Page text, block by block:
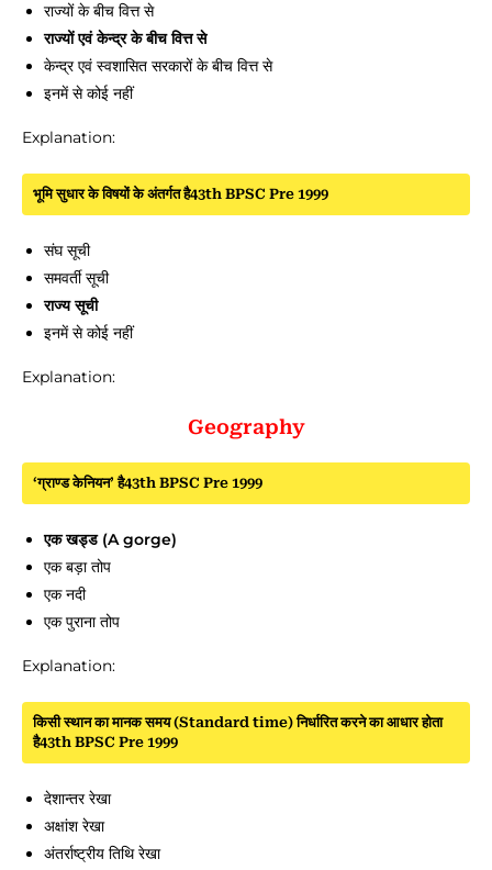
राज्यों के बीच वित्त से
राज्यों एवं केन्द्र के बीच वित्त से
केन्द्र एवं स्वशासित सरकारों के बीच वित्त से
इनमें से कोई नहीं
Explanation:
भूमि सुधार के विषयों के अंतर्गत है43th BPSC Pre 1999
संघ सूची
समवर्ती सूची
राज्य सूची
इनमें से कोई नहीं
Explanation:
Geography
‘ग्राण्ड केनियन’ है43th BPSC Pre 1999
एक खड्ड (A gorge)
एक बड़ा तोप
एक नदी
एक पुराना तोप
Explanation:
किसी स्थान का मानक समय (Standard time) निर्धारित करने का आधार होता
है43th BPSC Pre 1999
देशान्तर रेखा
अक्षांश रेखा
अंतर्राष्ट्रीय तिथि रेखा